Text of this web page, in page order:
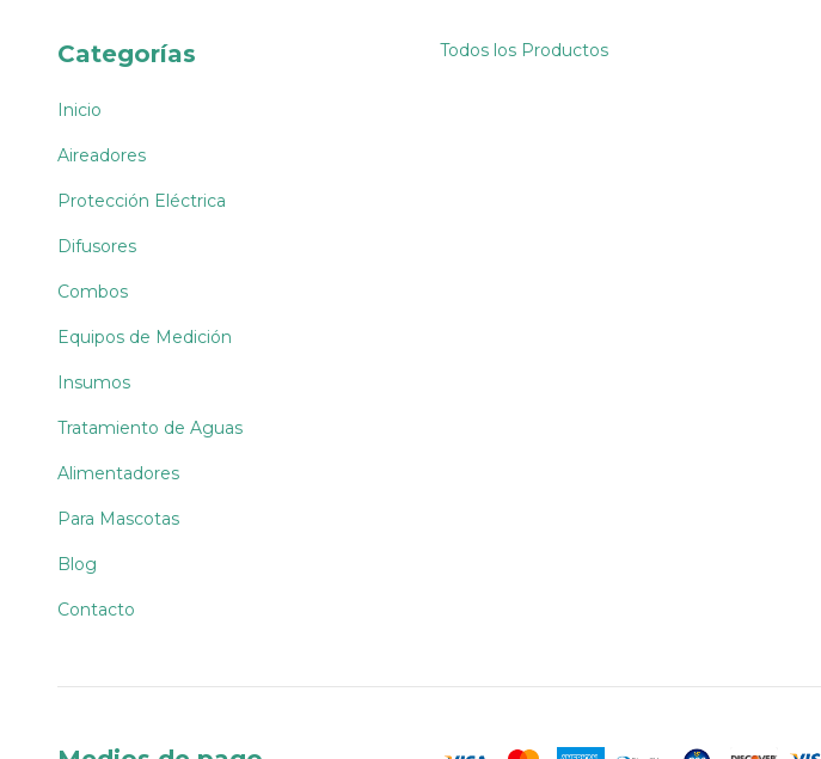
Categorías
Inicio
Aireadores
Protección Eléctrica
Difusores
Combos
Equipos de Medición
Insumos
Tratamiento de Aguas
Alimentadores
Para Mascotas
Blog
Contacto
Todos los Productos